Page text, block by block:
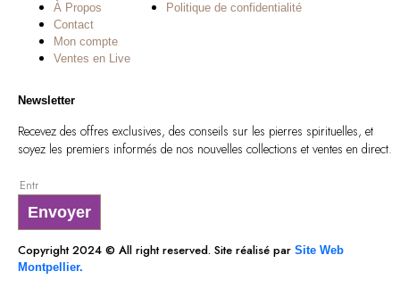
À Propos
Contact
Mon compte
Ventes en Live
Politique de confidentialité
Newsletter
Recevez des offres exclusives, des conseils sur les pierres spirituelles, et
soyez les premiers informés de nos nouvelles collections et ventes en direct.
Envoyer
Copyright 2024 © All right reserved. Site réalisé par Site Web
Montpellier.